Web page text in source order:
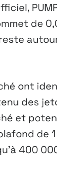
de
ont
des
et
de
400